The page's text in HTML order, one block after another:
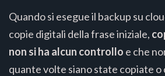
Quando si esegue il backup su
copie digitali della frase iniziale,
non si ha alcun controllo e che
quante volte siano state copiate o